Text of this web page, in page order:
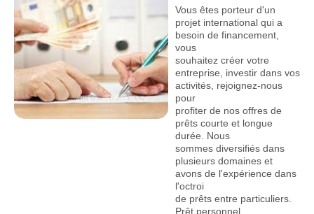
Vous êtes porteur d'un
projet international qui a
besoin de financement,
vous
souhaitez créer votre
entreprise, investir dans vos
activités, rejoignez-nous
pour
profiter de nos offres de
prêts courte et longue
durée. Nous
sommes diversifiés dans
plusieurs domaines et
avons de l'expérience dans
l'octroi
de prêts entre particuliers.
Prêt personnel